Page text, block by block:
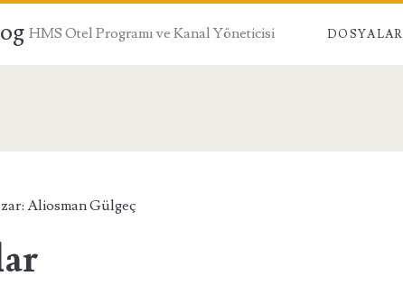
HMS Otel Programı ve Kanal Yöneticisi DOSYALAR
span>
Aliosman Gülgeç